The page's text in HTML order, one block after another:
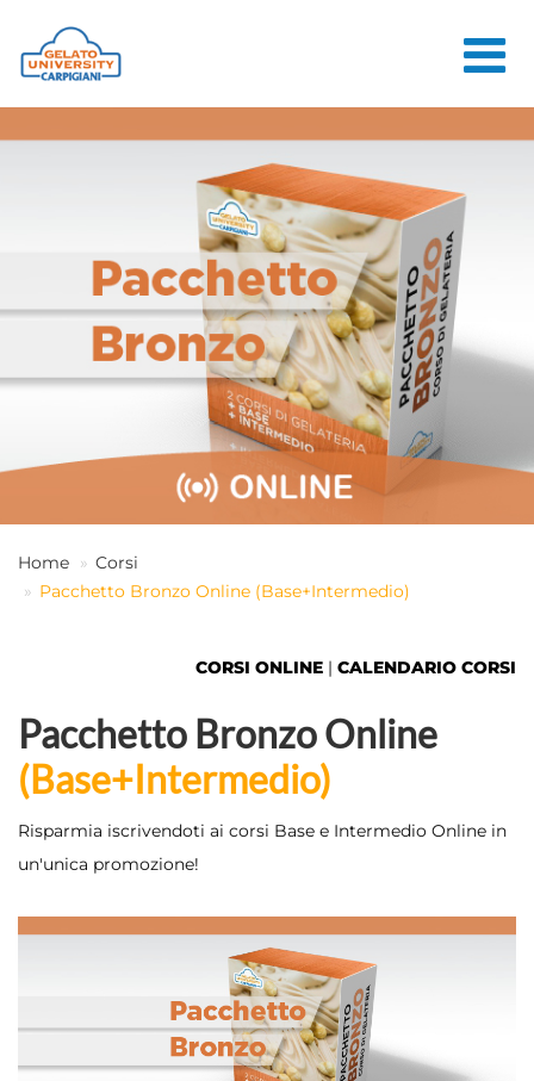
CORSI ONLINE
CORSI
CONSULENZE
JOB CENTER
ACCEDI
Home
Corsi
Pacchetto Bronzo Online (Base+Intermedio)
CORSI ONLINE | CALENDARIO CORSI
Pacchetto Bronzo Online
(Base+Intermedio)
Risparmia iscrivendoti ai corsi Base e Intermedio Online in
un'unica promozione!